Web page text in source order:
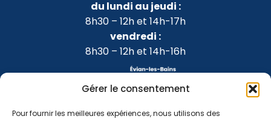
Gérer le consentement
Pour fournir les meilleures expériences, nous utilisons des
du lundi au jeudi :
8h30 – 12h et 14h-17h
vendredi :
8h30 – 12h et 14h-16h